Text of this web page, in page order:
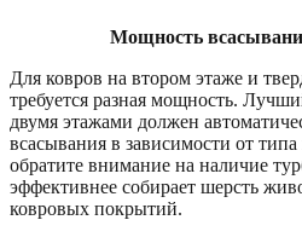
Мощность
Для ковров на втором этаже и
требуется разная мощность.
двумя этажами должен
всасывания в зависимости от
обратите внимание на наличие
эффективнее собирает шерсть
ковровых покрытий.